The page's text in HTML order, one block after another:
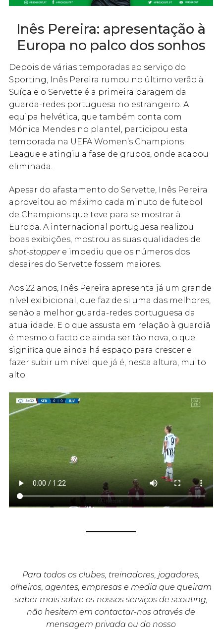
Inês Pereira: apresentação à
Europa no palco dos sonhos
Depois de várias temporadas ao serviço do
Sporting, Inês Pereira rumou no último verão à
Suíça e o Servette é a primeira paragem da
guarda-redes portuguesa no estrangeiro. A
equipa helvética, que também conta com
Mónica Mendes no plantel, participou esta
temporada na UEFA Women’s Champions
League e atingiu a fase de grupos, onde acabou
eliminada.
Apesar do afastamento do Servette, Inês Pereira
aproveitou ao máximo cada minuto de futebol
de Champions que teve para se mostrar à
Europa. A internacional portuguesa realizou
boas exibições, mostrou as suas qualidades de
shot-stoppere impediu que os números dos
desaires do Servette fossem maiores.
Aos 22 anos, Inês Pereira apresenta já um grande
nível exibicional, que faz de si uma das melhores,
senão a melhor guarda-redes portuguesa da
atualidade. E o que assusta em relação à guardiã
é mesmo o facto de ainda ser tão nova, o que
significa que ainda há espaço para crescer e
fazer subir um nível que já é, nesta altura, muito
alto.
Para todos os clubes, treinadores, jogadores,
olheiros, agentes, empresas e media que queiram
saber mais sobre os nossos serviços de scouting,
não hesitem em contactar-nos através de
mensagem privada ou do nosso